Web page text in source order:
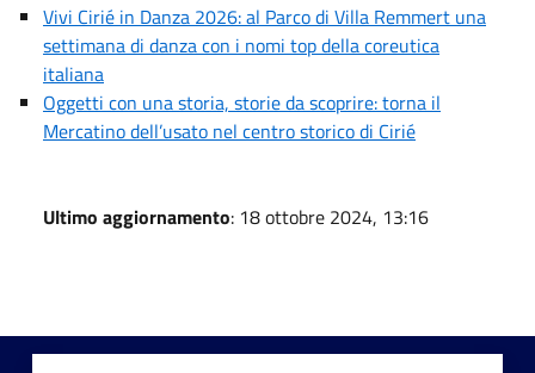
Vivi Cirié in Danza 2026: al Parco di Villa Remmert una
settimana di danza con i nomi top della coreutica
italiana
Oggetti con una storia, storie da scoprire: torna il
Mercatino dell’usato nel centro storico di Cirié
Ultimo aggiornamento: 18 ottobre 2024, 13:16